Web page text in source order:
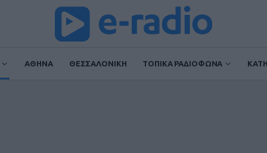
ΑΘΗΝΑ ΘΕΣΣΑΛΟΝΙΚΗ ΤΟΠΙΚΑ ΡΑΔΙΟΦΩΝΑ